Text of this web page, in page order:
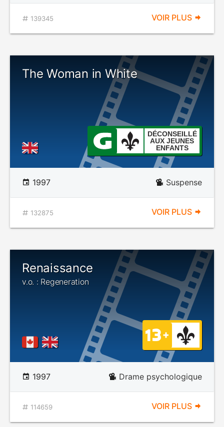
139345 VOIR PLUS
The Woman in White
DÉCONSEILLÉ
AUX JEUNES
ENFANTS
1997 Suspense
132875 VOIR PLUS
Renaissance
v.o. : Regeneration
1997 Drame psychologique
114659 VOIR PLUS